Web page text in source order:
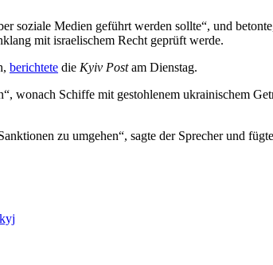
soziale Medien geführt werden sollte“, und
mit israelischem Recht geprüft werde.
berichtete die Kyiv Postam Dienstag.
wonach Schiffe mit gestohlenem ukrainischem
zu umgehen“, sagte der Sprecher und